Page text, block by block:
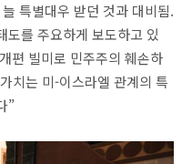
특별대우 받던 것과 대비됨.
도를 주요하게 보도하고 있
편 빌미로 민주주의 훼손하
치는 미-이스라엘 관계의 특
”